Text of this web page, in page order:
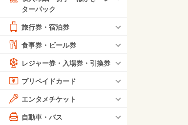
ターパック
旅行券・宿泊券
食事券・ビール券
レジャー券・入場券・引換券
プリペイドカード
エンタメチケット
自動車・バス